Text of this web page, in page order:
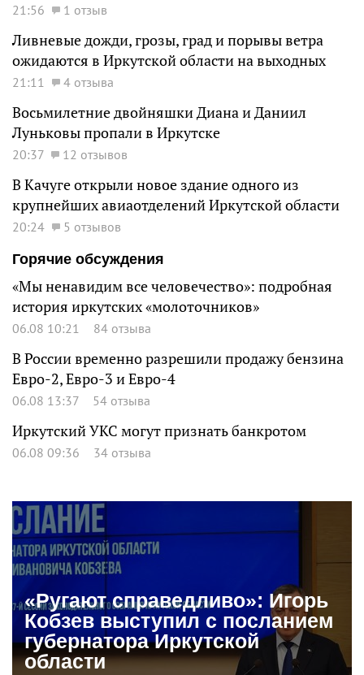
21:56 1 отзыв
Ливневые дожди, грозы, град и порывы ветра
ожидаются в Иркутской области на выходных
21:11 4 отзыва
Восьмилетние двойняшки Диана и Даниил
Луньковы пропали в Иркутске
20:37 12 отзывов
В Качуге открыли новое здание одного из
крупнейших авиаотделений Иркутской области
20:24
5 отзывов
Горячие обсуждения
«Мы ненавидим все человечество»: подробная
история иркутских «молоточников»
06.08 10:21 84 отзыва
В России временно разрешили продажу бензина
Евро-2, Евро-3 и Евро-4
06.08 13:37 54 отзыва
Иркутский УКС могут признать банкротом
06.08 09:36 34 отзыва
«Ругают справедливо»: Игорь
Кобзев выступил с посланием
губернатора Иркутской
области